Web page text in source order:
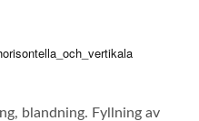
blandning. Fyllning av